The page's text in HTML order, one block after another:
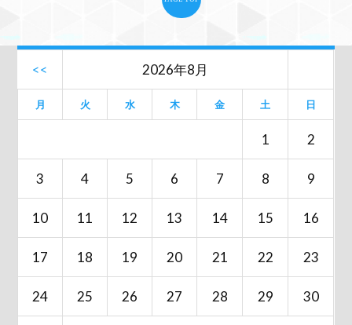
<< 2026年8月
月 火 水 木 金 土 日
1 2
3 4 5 6 7 8 9
10 11 12 13 14 15 16
17 18 19 20 21 22 23
24 25 26 27 28 29 30